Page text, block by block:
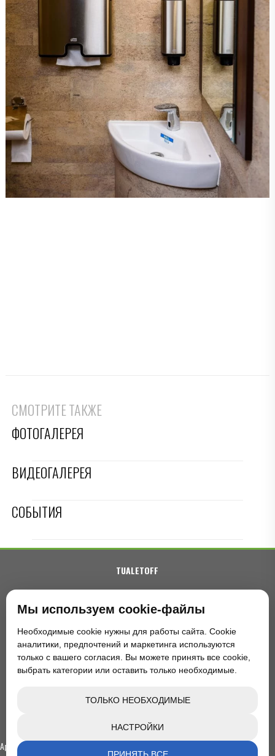
СМОТРИТЕ ТАКЖЕ
ФОТОГАЛЕРЕЯ
ВИДЕОГАЛЕРЕЯ
СОБЫТИЯ
TUALETOFF
пользовательское соглашение
+7 (495) 664-36-86
zakaz@tualetoff.ru
административный округ
Аренда VIP туалетов в Санкт-Петербурге
Мы используем cookie-файлы
Необходимые cookie нужны для работы сайта. Cookie
аналитики, предпочтений и маркетинга используются
только с вашего согласия. Вы можете принять все cookie,
выбрать категории или оставить только необходимые.
ТОЛЬКО НЕОБХОДИМЫЕ
НАСТРОЙКИ